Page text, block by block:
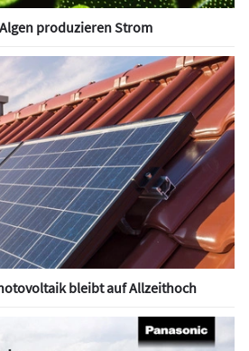
produzieren Strom
bleibt auf Allzeithoch